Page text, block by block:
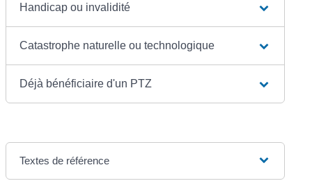
Handicap ou invalidité
Catastrophe naturelle ou technologique
Déjà bénéficiaire d'un PTZ
Textes de référence